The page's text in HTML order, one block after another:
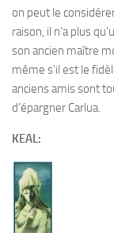
on peut le
raison, il n’a plus
son ancien maître
même s’il est le
anciens amis sont
d’épargner Carlua.
KEAL: